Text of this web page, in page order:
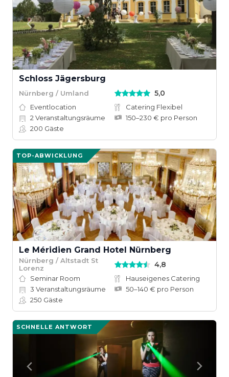
Schloss Jägersburg
Nürnberg / Umland 5,0
Eventlocation
Catering Flexibel
2 Veranstaltungsräume
150–230 € pro Person
200 Gäste
TOP-ABWICKLUNG
Le Méridien Grand Hotel Nürnberg
Nürnberg / Altstadt St
Lorenz
4,8
Seminar Room
Hauseigenes Catering
3 Veranstaltungsräume
50–140 € pro Person
250 Gäste
SCHNELLE ANTWORT